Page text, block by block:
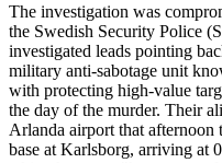
The investigation was
the Swedish Security Police
investigated leads pointing
military anti-sabotage unit
with protecting high-value
the day of the murder. Their
Arlanda airport that
base at Karlsborg, arriving at